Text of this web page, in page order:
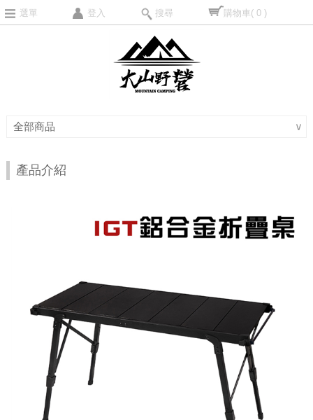
選單 登入 搜尋 購物車( 0 )
全部商品 ∨
產品介紹